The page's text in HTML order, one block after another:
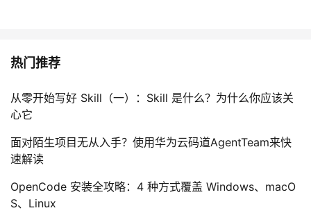
热门推荐
从零开始写好 Skill（一）：Skill 是什么？为什么你应该关
心它
面对陌生项目无从入手？使用华为云码道AgentTeam来快
速解读
OpenCode 安装全攻略：4 种方式覆盖 Windows、macO
S、Linux